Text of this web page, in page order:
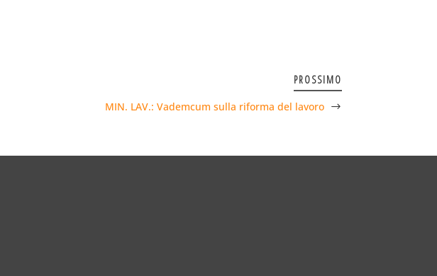
PROSSIMO
MIN. LAV.: Vademcum sulla riforma del lavoro